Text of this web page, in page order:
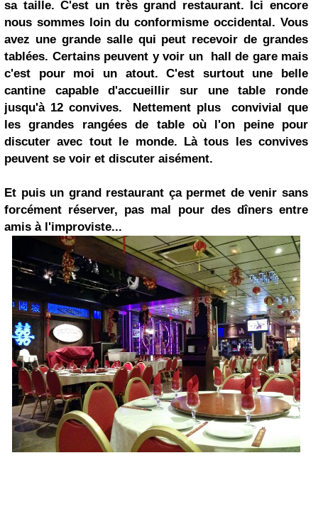
sa taille. C'est un très grand restaurant. Ici encore
nous sommes loin du conformisme occidental. Vous
avez une grande salle qui peut recevoir de grandes
tablées. Certains peuvent y voir un hall de gare mais
c'est pour moi un atout. C'est surtout une belle
cantine capable d'accueillir sur une table ronde
jusqu'à 12 convives. Nettement plus convivial que
les grandes rangées de table où l'on peine pour
discuter avec tout le monde. Là tous les convives
peuvent se voir et discuter aisément.
Et puis un grand restaurant ça permet de venir sans
forcément réserver, pas mal pour des dîners entre
amis à l'improviste...